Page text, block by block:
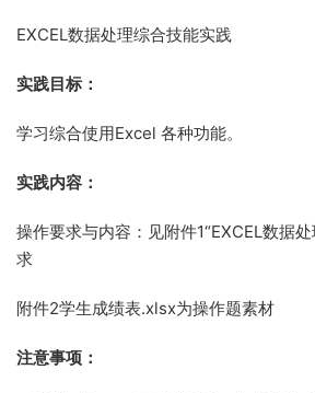
EXCEL数据处理综合技能实践
实践目标：
学习综合使用Excel 各种功能。
实践内容：
操作要求与内容：见附件1“EXCEL数据
求
附件2学生成绩表.xlsx为操作题素材
注意事项：